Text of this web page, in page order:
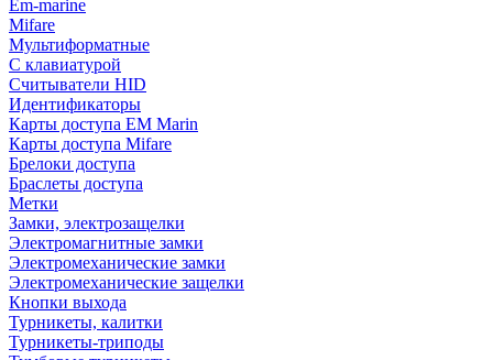
Em-marine
Mifare
Мультиформатные
С клавиатурой
Считыватели HID
Идентификаторы
Карты доступа EM Marin
Карты доступа Mifare
Брелоки доступа
Браслеты доступа
Метки
Замки, электрозащелки
Электромагнитные замки
Электромеханические замки
Электромеханические защелки
Кнопки выхода
Турникеты, калитки
Турникеты-триподы